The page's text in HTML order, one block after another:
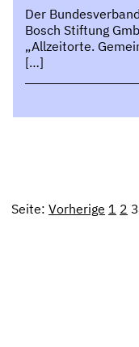
Der
Bosch Stiftung
„Allzeitorte.
[…]
Seite: Vorherige 1 2 3